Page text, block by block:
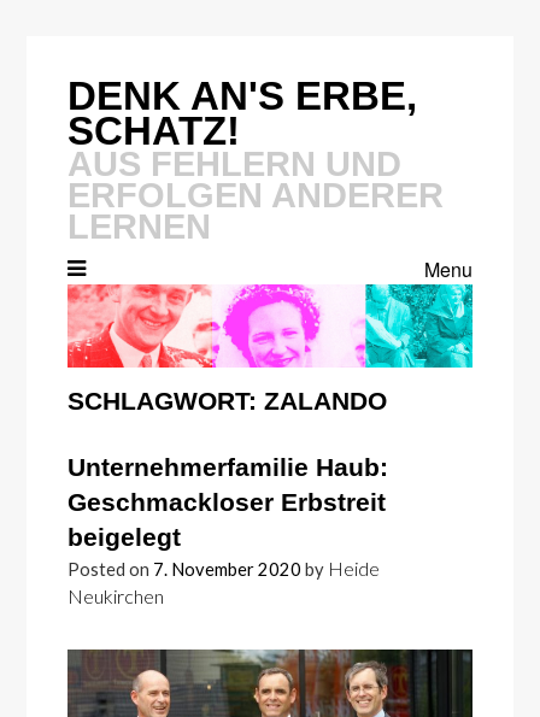
DENK AN'S ERBE,
SCHATZ!
AUS FEHLERN UND
ERFOLGEN ANDERER
LERNEN
Menu
SCHLAGWORT: ZALANDO
Unternehmerfamilie Haub:
Geschmackloser Erbstreit
beigelegt
Posted on 7. November 2020 by Heide
Neukirchen